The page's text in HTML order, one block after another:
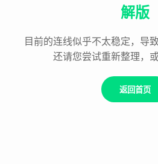
解版
目前的连线似乎不太稳定，导
还请您尝试重新整理，
返回首页